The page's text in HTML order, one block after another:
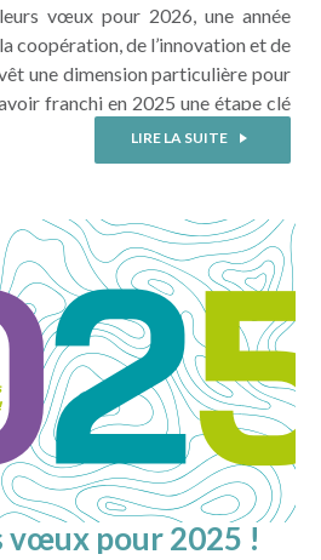
vœux pour 2026, une année
coopération, de l’innovation et de
une dimension particulière pour
franchi en 2025 une étape clé
SCIC, nous célébrons en
LA SUITE
LIRE LA SUITE
vœux pour 2025 !